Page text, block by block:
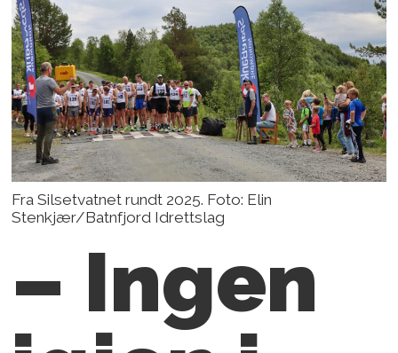
Fra Silsetvatnet rundt 2025. Foto: Elin
Stenkjær/Batnfjord Idrettslag
– Ingen